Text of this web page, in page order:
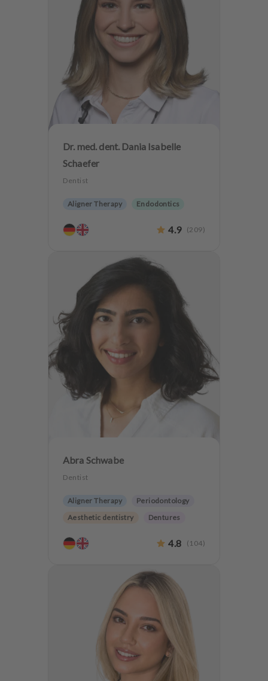
Dr. med. dent. Dania Isabelle
Schaefer
Dentist
Aligner Therapy
Endodontics
Implantology
4.9 (209)
Abra Schwabe
Dentist
Aligner Therapy
Periodontology
Aesthetic dentistry
Dentures
4.8 ( 104)